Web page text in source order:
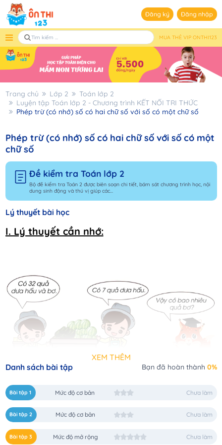
Đăng ký Đăng nhập
MUA THẺ VIP ONTHI123
Trang chủ Lớp 2
Toán lớp 2
Luyện tập Toán lớp 2 - Chương trình KẾT NỐI TRI THỨC
Phép trừ (có nhớ) số có hai chữ số với số có một chữ số
Phép trừ (có nhớ) số có hai chữ số với số có một
chữ số
Đề kiểm tra Toán lớp 2
Bộ đề kiểm tra Toán 2 được biên soạn chi tiết, bám sát chương trình học, nội
dung sinh động và thú vị giúp các...
Lý thuyết bài học
I. Lý thuyết cần nhớ:
XEM THÊM
Danh sách bài tập
Bạn đã hoàn thành 0%
Bài tập 1 Mức độ cơ bản Chưa làm
Bài tập 2 Mức độ cơ bản Chưa làm
Bài tập 3 Mức độ mở rộng Chưa làm